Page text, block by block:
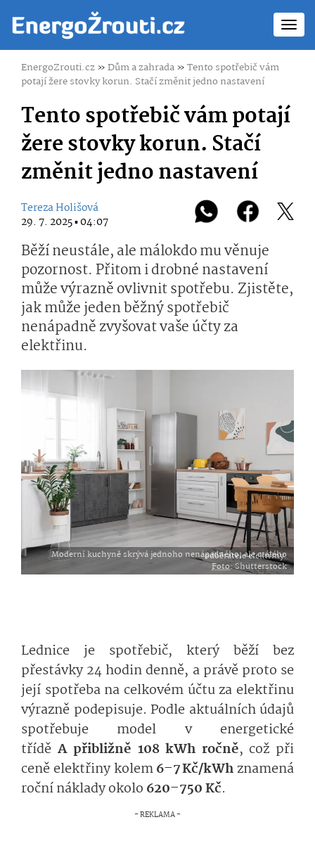
EnergoZrouti.cz»Dům a zahrada»Tento spotřebič vám
potají žere stovky korun. Stačí změnit jedno nastavení
Tento spotřebič vám potají
žere stovky korun. Stačí
změnit jedno nastavení
Tereza Holišová
29. 7. 2025 ▪ 04:07
Běží neustále, ale málokdo mu věnuje
pozornost. Přitom i drobné nastavení
může výrazně ovlivnit spotřebu. Zjistěte,
jak může jeden běžný spotřebič
nenápadně zvyšovat vaše účty za
elektřinu.
Moderní kuchyně skrývá jednoho nenápadného, ale stálého odběratele elektřiny.
Foto: Shutterstock
Lednice je spotřebič, který běží bez
přestávky 24 hodin denně, a právě proto se
její spotřeba na celkovém účtu za elektřinu
výrazně podepisuje. Podle aktuálních údajů
spotřebuje model v energetické
třídě A přibližně 108 kWh ročně, což při
ceně elektřiny kolem6–7 Kč/kWh znamená
roční náklady okolo 620–750 Kč.